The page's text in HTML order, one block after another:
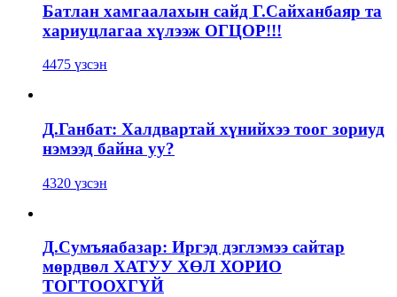
Батлан хамгаалахын сайд Г.Сайханбаяр та
хариуцлагаа хүлээж ОГЦОР!!!
4475 үзсэн
Д.Ганбат: Халдвартай хүнийхээ тоог зориуд
нэмээд байна уу?
4320 үзсэн
Д.Сумъяабазар: Иргэд дэглэмээ сайтар
мөрдвөл ХАТУУ ХӨЛ ХОРИО
ТОГТООХГҮЙ